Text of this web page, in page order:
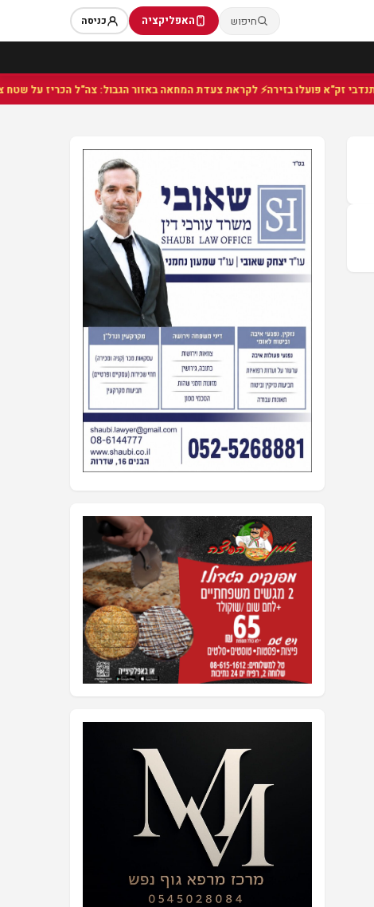
חיפוש האפליקציה כניסה
⚡ לקראת צעדת המחאה באזור הגבול: צה"ל הכריז על שטח